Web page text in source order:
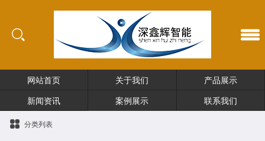
网站首页 关于我们
产品展示
新闻资讯
案例展示 联系我们
分类列表